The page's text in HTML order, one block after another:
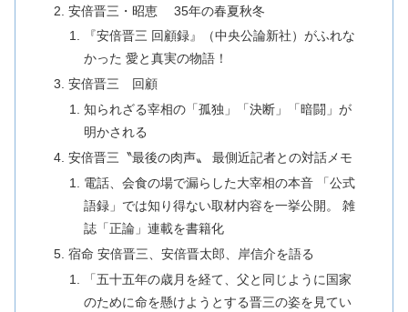
安倍晋三・昭恵 35年の春夏秋冬
『安倍晋三 回顧録』（中央公論新社）がふれな
かった 愛と真実の物語！
安倍晋三 回顧
知られざる宰相の「孤独」「決断」「暗闘」が
明かされる
安倍晋三〝最後の肉声〟 最側近記者との対話メモ
電話、会食の場で漏らした大宰相の本音 「公式
語録」では知り得ない取材内容を一挙公開。 雑
誌「正論」連載を書籍化
宿命 安倍晋三、安倍晋太郎、岸信介を語る
「五十五年の歳月を経て、父と同じように国家
のために命を懸けようとする晋三の姿を見てい